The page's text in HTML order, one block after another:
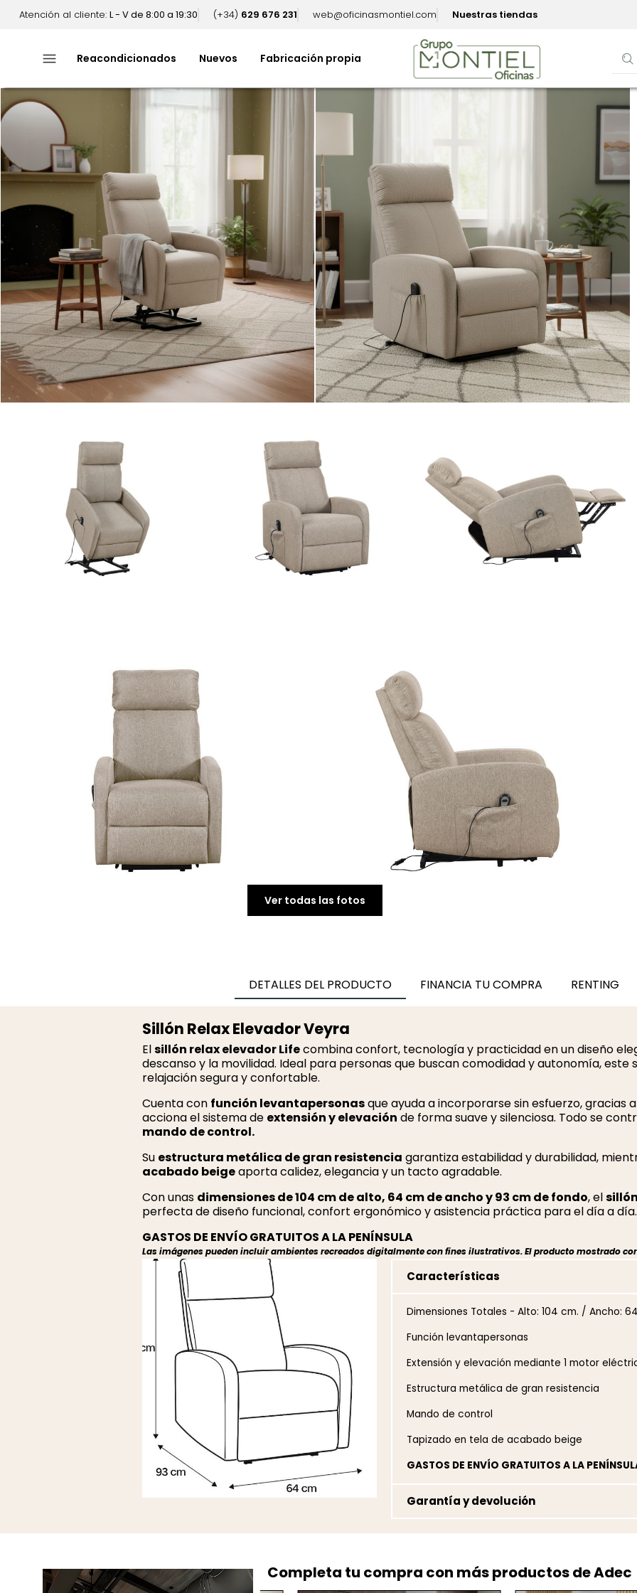
Atención al cliente: L - V de 8:00 a 19:30 (+34) 629 676 231 web@oficinasmontiel.com Nuestras tiendas
menu Reacondicionados Nuevos Fabricación propia
Ver todas las fotos
DETALLES DEL PRODUCTO FINANCIA TU COMPRA RENTING
Sillón Relax Elevador Veyra
Elsillón relax elevador Lifecombina confort, tecnología y practicidad en un diseño
descanso y la movilidad. Ideal para personas que buscan comodidad y autonomía, este
relajación segura y confortable.
Cuenta con función levantapersonasque ayuda a incorporarse sin esfuerzo, gracias
acciona el sistema de extensión y elevación de forma suave y silenciosa. Todo se
mando de control.
Su estructura metálica de gran resistencia garantiza estabilidad y durabilidad,
acabado beigeaporta calidez, elegancia y un tacto agradable.
Con unas dimensiones de 104 cm de alto, 64 cm de ancho y 93 cm de fondo, el
perfecta de diseño funcional, confort ergonómico y asistencia práctica para el día a día.
GASTOS DE ENVÍO GRATUITOS A LA PENÍNSULA
Las imágenes pueden incluir ambientes recreados digitalmente con fines ilustrativos. El producto mostrado
Características
Dimensiones Totales - Alto: 104 cm. / Ancho:
Función levantapersonas
Extensión y elevación mediante 1 motor
Estructura metálica de gran resistencia
Mando de control
Tapizado en tela de acabado beige
GASTOS DE ENVÍO GRATUITOS A LA
Garantía y devolución
Completa tu compra con más productos de Adec